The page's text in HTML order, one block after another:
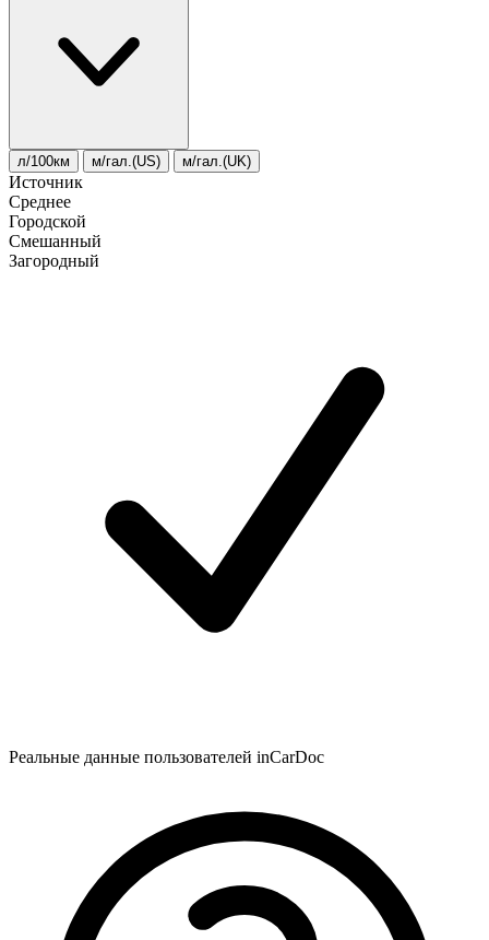
л/100км м/гал.(US) м/гал.(UK)
Источник
Среднее
Городской
Смешанный
Загородный
Реальные данные пользователей inCarDoc